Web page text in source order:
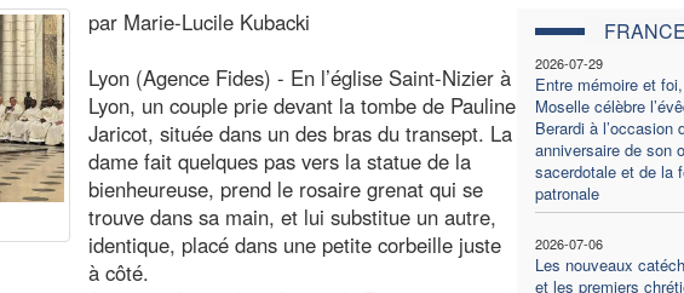
FRANCE
2026-07-29
Entre mémoire et
Moselle célèbre
Berardi à l’occasion
anniversaire de son
sacerdotale et de la
patronale
2026-07-06
Les nouveaux
et les premiers
par Marie-Lucile Kubacki
Lyon (Agence Fides) - En l’église Saint-Nizier à
Lyon, un couple prie devant la tombe de Pauline
Jaricot, située dans un des bras du transept. La
dame fait quelques pas vers la statue de la
bienheureuse, prend le rosaire grenat qui se
trouve dans sa main, et lui substitue un autre,
identique, placé dans une petite corbeille juste
à côté.